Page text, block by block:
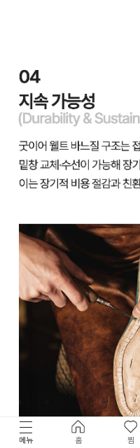
메뉴 홈 찜